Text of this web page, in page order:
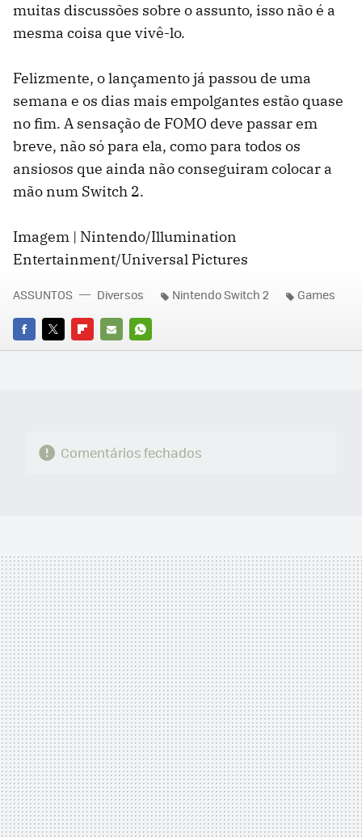
muitas discussões sobre o assunto, isso não é a
mesma coisa que vivê-lo.
Felizmente, o lançamento já passou de uma
semana e os dias mais empolgantes estão quase
no fim. A sensação de FOMO deve passar em
breve, não só para ela, como para todos os
ansiosos que ainda não conseguiram colocar a
mão num Switch 2.
Imagem | Nintendo/Illumination
Entertainment/Universal Pictures
FACEBOOK
TWITTERFLIPBOARD
E-
WHATSAPP
ASSUNTOS Diversos Nintendo Switch 2 Games
Comentários fechados